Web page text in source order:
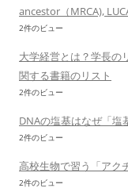
ancestor（MRCA),
2件のビュー
大学経営とは？学長の
関する書籍のリスト
2件のビュー
DNAの塩基はなぜ「塩
2件のビュー
高校生物で習う「アク
2件のビュー